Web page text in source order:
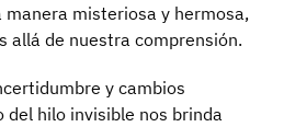
misteriosa y hermosa,
allá de nuestra comprensión.
y cambios
hilo invisible nos brinda